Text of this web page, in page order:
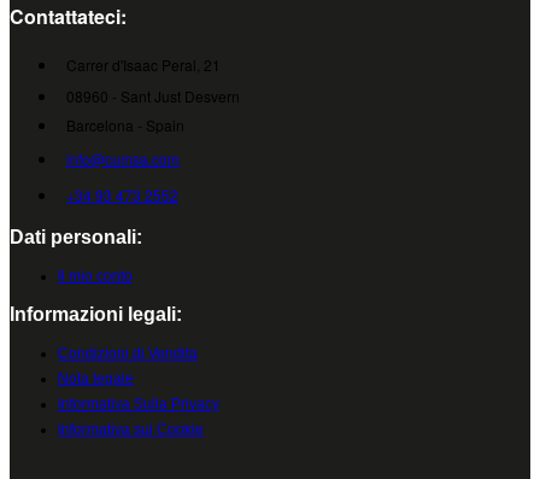
Contattateci:
Carrer d'Isaac Peral, 21
08960 - Sant Just Desvern
Barcelona - Spain
info@cumsa.com
+34 93 473 2552
Dati personali:
Il mio conto
Informazioni legali:
Condizioni di Vendita
Nota legale
Informativa Sulla Privacy
Informativa sui Cookie